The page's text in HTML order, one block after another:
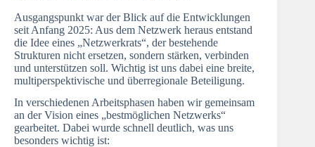
Ausgangspunkt war der Blick auf die Entwicklungen
seit Anfang 2025: Aus dem Netzwerk heraus entstand
die Idee eines „Netzwerkrats“, der bestehende
Strukturen nicht ersetzen, sondern stärken, verbinden
und unterstützen soll. Wichtig ist uns dabei eine breite,
multiperspektivische und überregionale Beteiligung.
In verschiedenen Arbeitsphasen haben wir gemeinsam
an der Vision eines „bestmöglichen Netzwerks“
gearbeitet. Dabei wurde schnell deutlich, was uns
besonders wichtig ist: